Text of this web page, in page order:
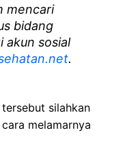
mencari
bidang
akun sosial
.
silahkan
melamarnya